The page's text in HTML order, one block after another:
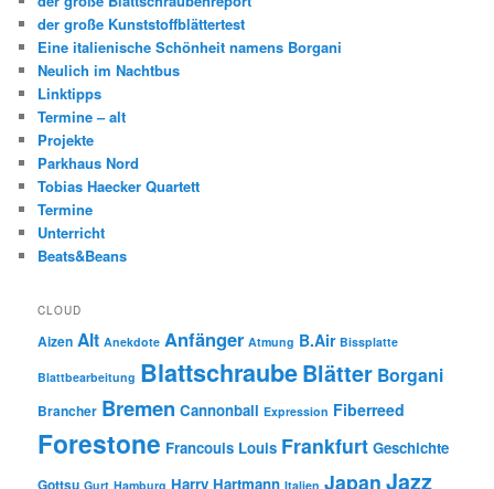
der große Kunststoffblättertest
Eine italienische Schönheit namens Borgani
Neulich im Nachtbus
Linktipps
Termine – alt
Projekte
Parkhaus Nord
Tobias Haecker Quartett
Termine
Unterricht
Beats&Beans
CLOUD
Aizen Alt Anekdote Anfänger Atmung B.Air Bissplatte
Blattbearbeitung BlattschraubeBlätter Borgani
Brancher Bremen Cannonball Expression Fiberreed
Forestone Francouis Louis Frankfurt Geschichte
Gottsu Gurt Hamburg Harry Hartmann Italien Japan Jazz